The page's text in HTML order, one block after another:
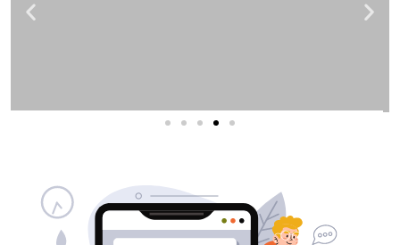
בעל/ת עסק? סוכנות ניהול מוניטין
לקידום, שיווק ופרסום באינטרנט
כאן עבורך!